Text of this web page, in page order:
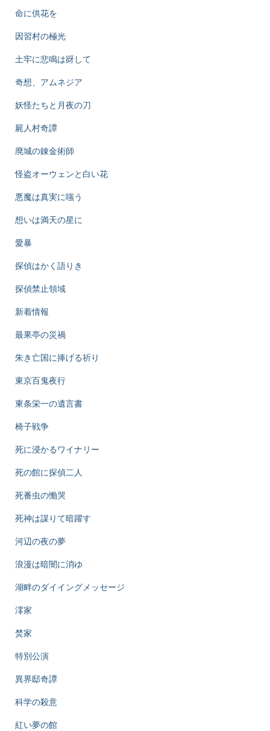
命に供花を
因習村の極光
土牢に悲鳴は谺して
奇想、アムネジア
妖怪たちと月夜の刀
屍人村奇譚
廃城の錬金術師
怪盗オーウェンと白い花
悪魔は真実に嗤う
想いは満天の星に
愛暴
探偵はかく語りき
探偵禁止領域
新着情報
最果亭の災禍
朱き亡国に捧げる祈り
東京百鬼夜行
東条栄一の遺言書
椅子戦争
死に浸かるワイナリー
死の館に探偵二人
死番虫の慟哭
死神は謀りて暗躍す
河辺の夜の夢
浪漫は暗闇に消ゆ
湖畔のダイイングメッセージ
澪家
焚家
特別公演
異界邸奇譚
科学の殺意
紅い夢の館